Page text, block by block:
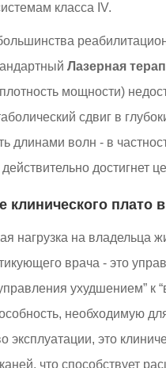
класса IV.
Лазерная
мощности)
сдвиг в
длинами волн - в
достигнет
клинического плато
нагрузка на владельца
врача - это
ухудшением”
необходимую
эксплуатации, это
что способствует